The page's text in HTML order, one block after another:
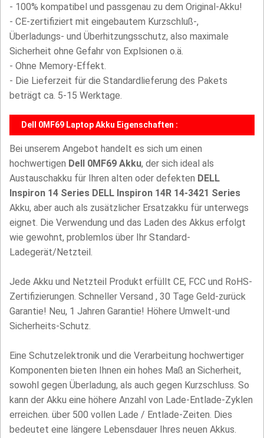
- 100% kompatibel und passgenau zu dem Original-Akku!
- CE-zertifiziert mit eingebautem Kurzschluß-,
Überladungs- und Überhitzungsschutz, also maximale
Sicherheit ohne Gefahr von Explsionen o.ä.
- Ohne Memory-Effekt.
- Die Lieferzeit für die Standardlieferung des Pakets
beträgt ca. 5-15 Werktage.
Dell 0MF69 Laptop Akku Eigenschaften :
Bei unserem Angebot handelt es sich um einen
hochwertigen Dell 0MF69 Akku, der sich ideal als
Austauschakku für Ihren alten oder defekten DELL
Inspiron 14 Series DELL Inspiron 14R 14-3421 Series
Akku, aber auch als zusätzlicher Ersatzakku für unterwegs
eignet. Die Verwendung und das Laden des Akkus erfolgt
wie gewohnt, problemlos über Ihr Standard-
Ladegerät/Netzteil.
Jede Akku und Netzteil Produkt erfüllt CE, FCC und RoHS-
Zertifizierungen. Schneller Versand , 30 Tage Geld-zurück
Garantie! Neu, 1 Jahren Garantie! Höhere Umwelt-und
Sicherheits-Schutz.
Eine Schutzelektronik und die Verarbeitung hochwertiger
Komponenten bieten Ihnen ein hohes Maß an Sicherheit,
sowohl gegen Überladung, als auch gegen Kurzschluss. So
kann der Akku eine höhere Anzahl von Lade-Entlade-Zyklen
erreichen. über 500 vollen Lade / Entlade-Zeiten. Dies
bedeutet eine längere Lebensdauer Ihres neuen Akkus.